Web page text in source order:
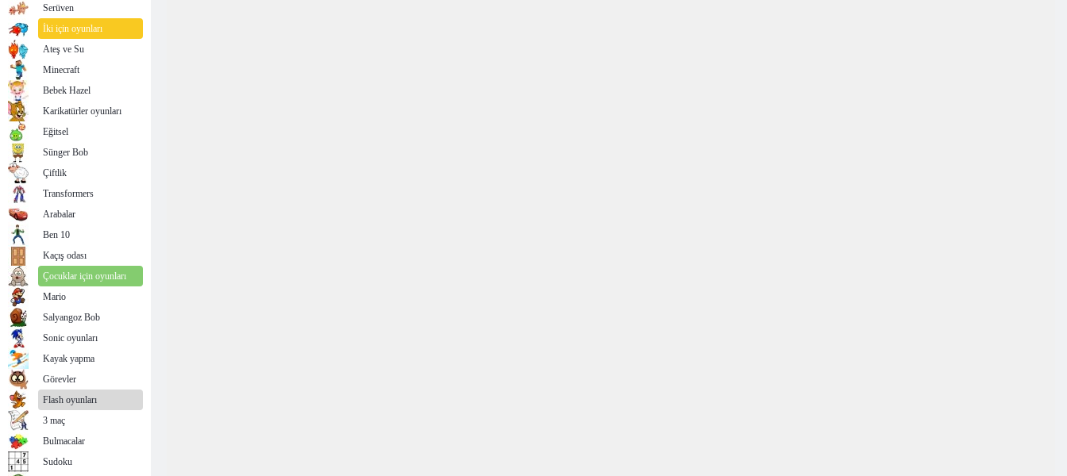
Serüven
İki için oyunları
Ateş ve Su
Minecraft
Bebek Hazel
Karikatürler oyunları
Eğitsel
Sünger Bob
Çiftlik
Transformers
Arabalar
Ben 10
Kaçış odası
Çocuklar için oyunları
Mario
Salyangoz Bob
Sonic oyunları
Kayak yapma
Görevler
Flash oyunları
3 maç
Bulmacalar
Sudoku